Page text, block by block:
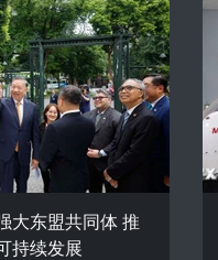
大东盟共同体 推
持续发展